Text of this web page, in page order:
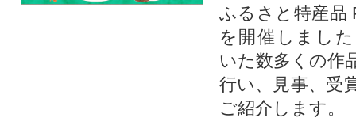
ふるさと特産品
を開催しまし
いた数多くの作
行い、見事、受
ご紹介します。